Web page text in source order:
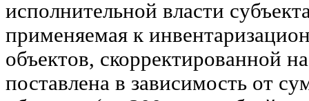
исполнительной власти
применяемая к
объектов, скорректированной
поставлена в зависимость от